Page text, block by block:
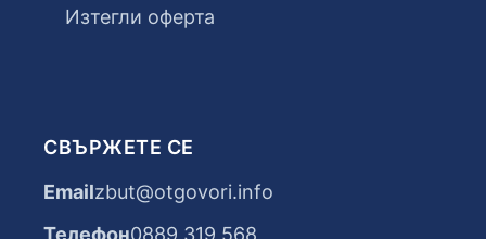
Изтегли оферта
СВЪРЖЕТЕ СЕ
Emailzbut@otgovori.info
Телефон0889 319 568